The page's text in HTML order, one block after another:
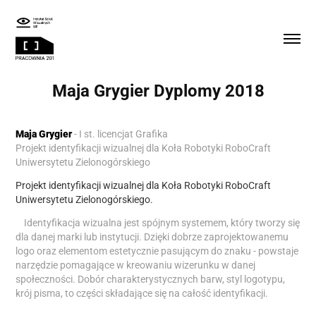
Maja Grygier Dyplomy 2018
Maja Grygier- I st. licencjat Grafika
Projekt identyfikacji wizualnej dla Koła Robotyki RoboCraft
Uniwersytetu Zielonogórskiego
Projekt identyfikacji wizualnej dla Koła Robotyki RoboCraft
Uniwersytetu Zielonogórskiego.
Identyfikacja wizualna jest spójnym systemem, który tworzy się
dla danej marki lub instytucji. Dzięki dobrze zaprojektowanemu
logo oraz elementom estetycznie pasującym do znaku - powstaje
narzędzie pomagające w kreowaniu wizerunku w danej
społeczności. Dobór charakterystycznych barw, styl logotypu,
krój pisma, to części składające się na całość identyfikacji.